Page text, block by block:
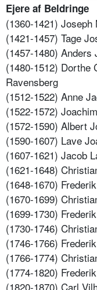
Ejere af Beldringe
(1360-1421) Joseph
(1421-1457) Tage
(1457-1480) Anders
(1480-1512) Dorthe
Ravensberg
(1512-1522) Anne
(1522-1572)
(1572-1590) Albert
(1590-1607) Lave
(1607-1621) Jacob
(1621-1648)
(1648-1670)
(1670-1699)
(1699-1730)
(1730-1746)
(1746-1766)
(1766-1774)
(1774-1820)
(1820-1870) Carl